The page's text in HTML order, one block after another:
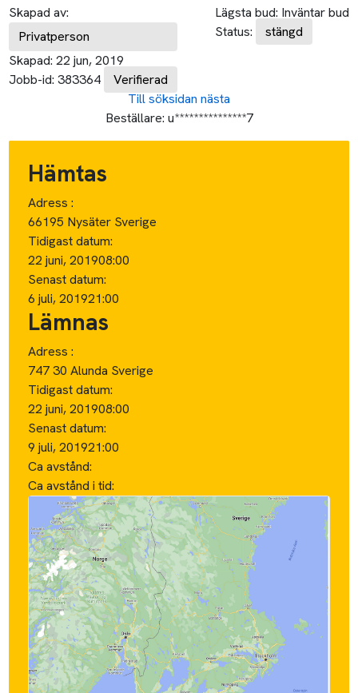
Skapad av:
Privatperson
Skapad: 22 jun, 2019
Jobb-id: 383364 Verifierad
Lägsta bud: Inväntar bud
Status:
stängd
Till söksidan nästa
Beställare: u***************7
Hämtas
Adress :
66195 Nysäter Sverige
Tidigast datum:
22 juni, 201908:00
Senast datum:
6 juli, 201921:00
Lämnas
Adress :
747 30 Alunda Sverige
Tidigast datum:
22 juni, 201908:00
Senast datum:
9 juli, 201921:00
Ca avstånd:
Ca avstånd i tid: